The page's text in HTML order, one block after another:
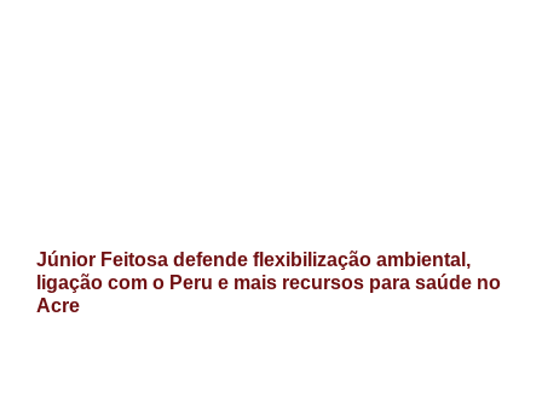
Júnior Feitosa defende flexibilização ambiental,
ligação com o Peru e mais recursos para saúde no
Acre